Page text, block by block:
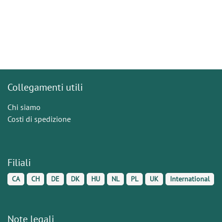
Collegamenti utili
Chi siamo
Costi di spedizione
Filiali
CA CH DE DK HU NL PL UK International
Note legali